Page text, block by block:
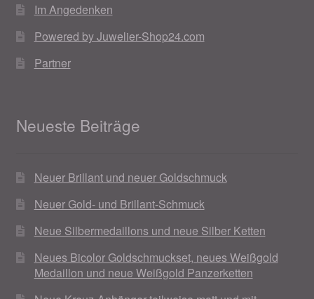
Im Angedenken
Powered by Juwelier-Shop24.com
Partner
Neueste Beiträge
Neuer Brillant und neuer Goldschmuck
Neuer Gold- und Brillant-Schmuck
Neue Silbermedaillons und neue Silber Ketten
Neues Bicolor Goldschmuckset, neues Weißgold
Medaillon und neue Weißgold Panzerketten